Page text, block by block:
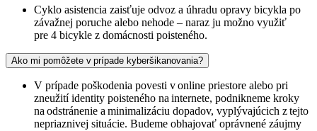
Cyklo asistencia zaisťuje odvoz a úhradu opravy bicykla po
závažnej poruche alebo nehode – naraz ju možno využiť
pre 4 bicykle z domácnosti poisteného.
Ako mi pomôžete v prípade kyberšikanovania?
V prípade poškodenia povesti v online priestore alebo pri
zneužití identity poisteného na internete, podnikneme kroky
na odstránenie a minimalizáciu dopadov, vyplývajúcich z tejto
nepriaznivej situácie. Budeme obhajovať oprávnené záujmy